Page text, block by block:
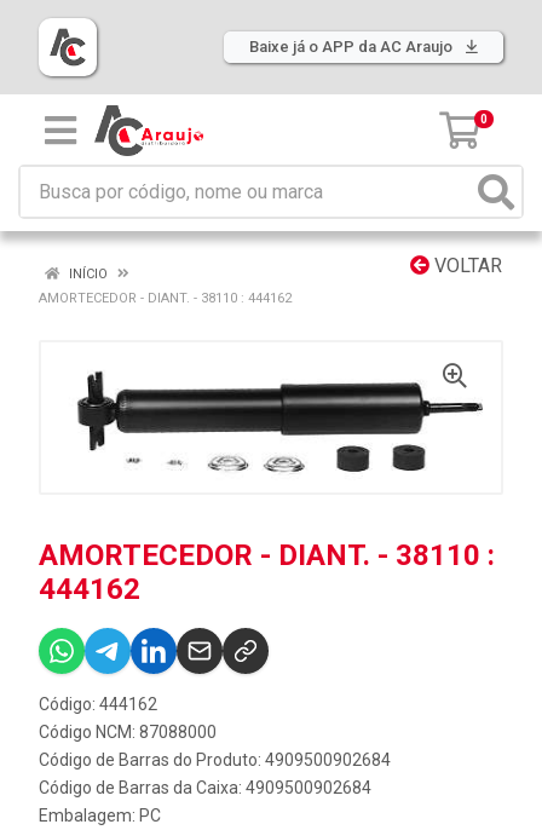
Baixe já o APP da AC Araujo
0
VOLTAR
INÍCIO
AMORTECEDOR - DIANT. - 38110 : 444162
AMORTECEDOR - DIANT. - 38110 :
444162
Código: 444162
Código NCM: 87088000
Código de Barras do Produto: 4909500902684
Código de Barras da Caixa: 4909500902684
Embalagem: PC